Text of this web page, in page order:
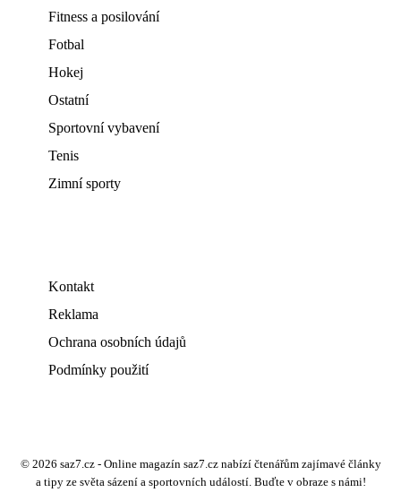
Fitness a posilování
Fotbal
Hokej
Ostatní
Sportovní vybavení
Tenis
Zimní sporty
Kontakt
Reklama
Ochrana osobních údajů
Podmínky použití
© 2026 saz7.cz - Online magazín saz7.cz nabízí čtenářům zajímavé články
a tipy ze světa sázení a sportovních událostí. Buďte v obraze s námi!